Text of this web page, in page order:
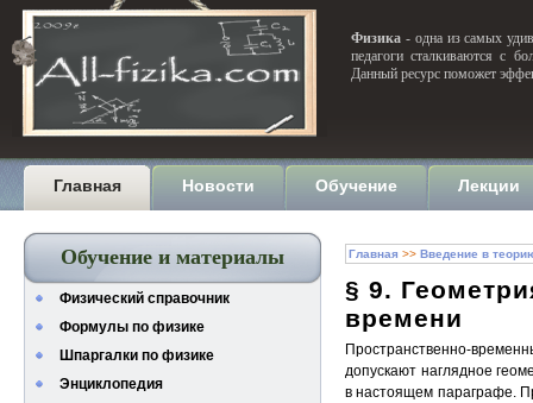
Физика - одна из самых
педагоги сталкиваются с
Данный ресурс поможет
Главная Новости Обучение Лекции
Обучение и материалы
Физический справочник
Формулы по физике
Шпаргалки по физике
Энциклопедия
Главная >> Введение в
§ 9.
времени
Пространственно-
допускают наглядное
в настоящем параграфе.